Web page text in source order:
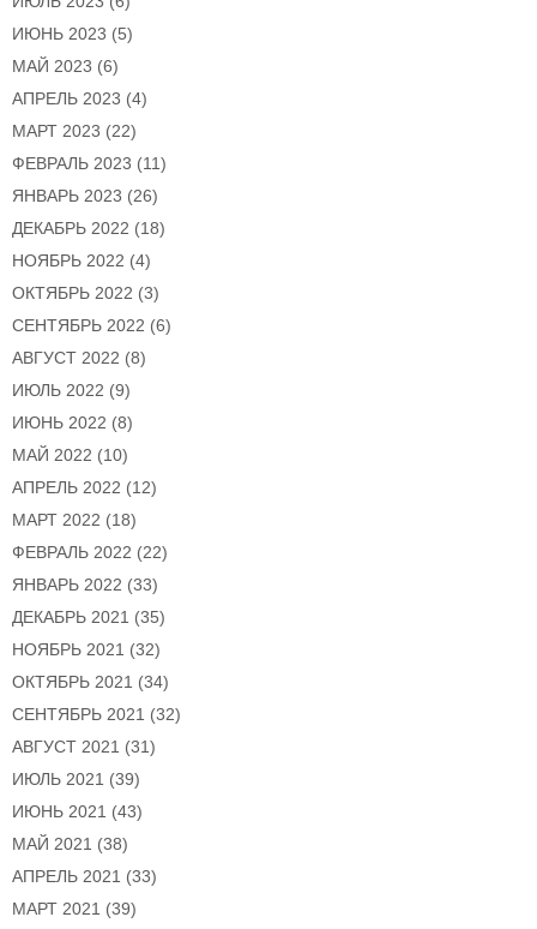
ИЮНЬ 2023 (5)
МАЙ 2023 (6)
АПРЕЛЬ 2023 (4)
МАРТ 2023 (22)
ФЕВРАЛЬ 2023 (11)
ЯНВАРЬ 2023 (26)
ДЕКАБРЬ 2022 (18)
НОЯБРЬ 2022 (4)
ОКТЯБРЬ 2022 (3)
СЕНТЯБРЬ 2022 (6)
АВГУСТ 2022 (8)
ИЮЛЬ 2022 (9)
ИЮНЬ 2022 (8)
МАЙ 2022 (10)
АПРЕЛЬ 2022 (12)
МАРТ 2022 (18)
ФЕВРАЛЬ 2022 (22)
ЯНВАРЬ 2022 (33)
ДЕКАБРЬ 2021 (35)
НОЯБРЬ 2021 (32)
ОКТЯБРЬ 2021 (34)
СЕНТЯБРЬ 2021 (32)
АВГУСТ 2021 (31)
ИЮЛЬ 2021 (39)
ИЮНЬ 2021 (43)
МАЙ 2021 (38)
АПРЕЛЬ 2021 (33)
МАРТ 2021 (39)